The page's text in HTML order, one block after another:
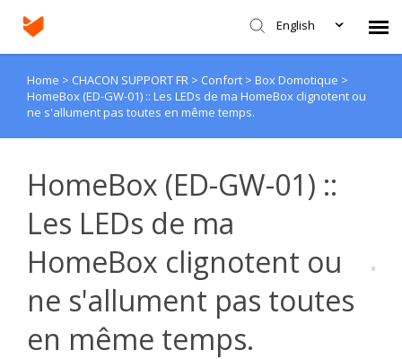
English
Agent Portal
Submit Ticket
Knowledge Base
Home > CHACON SUPPORT FR > Confort > Box Domotique >
HomeBox (ED-GW-01) :: Les LEDs de ma HomeBox clignotent ou
ne s'allument pas toutes en même temps.
HomeBox (ED-GW-01) ::
Les LEDs de ma
HomeBox clignotent ou
ne s'allument pas toutes
en même temps.